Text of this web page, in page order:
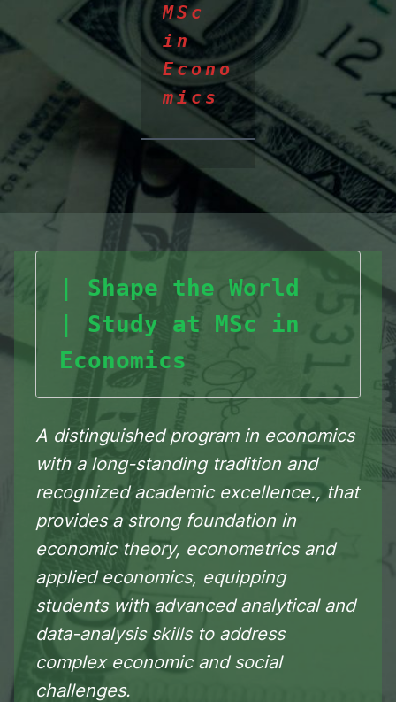
MSc
in
Econo
mics
Shape the World
| Study at MSc in
Economics
A distinguished program in economics
with a long-standing tradition and
recognized academic excellence., that
provides a strong foundation in
economic theory, econometrics and
applied economics, equipping
students with advanced analytical and
data-analysis skills to address
complex economic and social
challenges.